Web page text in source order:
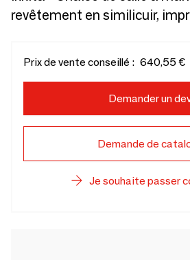
revêtement en similicuir,
Prix de vente conseillé : 640,55 €
Demander un
Demande de
Je souhaite passer